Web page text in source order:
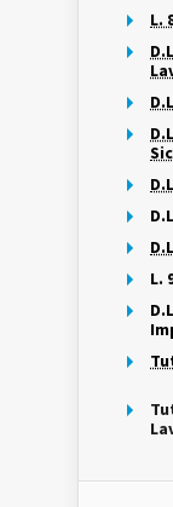
L.
L.